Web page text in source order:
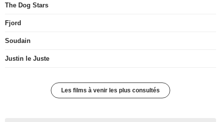
The Dog Stars
Fjord
Soudain
Justin le Juste
Les films à venir les plus consultés